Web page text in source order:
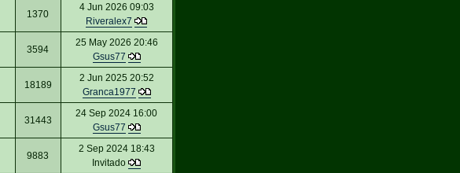
1370
4 Jun 2026 09:03
Riveralex7
3594
25 May 2026 20:46
Gsus77
18189
2 Jun 2025 20:52
Granca1977
31443
24 Sep 2024 16:00
Gsus77
9883
2 Sep 2024 18:43
Invitado